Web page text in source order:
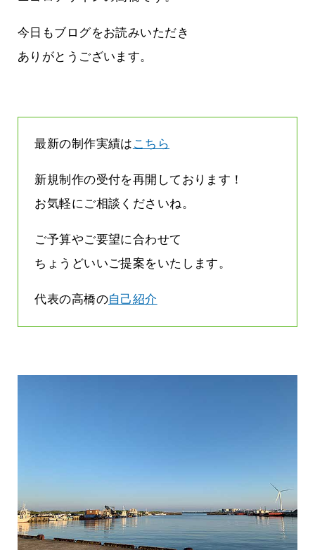
今日もブログをお読みいただき
ありがとうございます。
最新の制作実績は こちら
新規制作の受付を再開しております！
お気軽にご相談くださいね。
ご予算やご要望に合わせて
ちょうどいいご提案をいたします。
代表の高橋の自己紹介
た…
2026.07.29